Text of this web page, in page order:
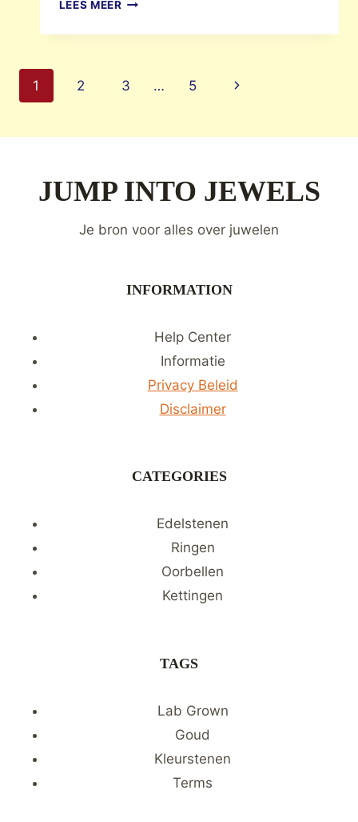
LEES MEER
RUTHENIUM
Page
1 2 3 … 5
Next
JUMP INTO JEWELS
Je bron voor alles over juwelen
INFORMATION
Help Center
Informatie
Privacy Beleid
Disclaimer
CATEGORIES
Edelstenen
Ringen
Oorbellen
Kettingen
TAGS
Lab Grown
Goud
Kleurstenen
Terms